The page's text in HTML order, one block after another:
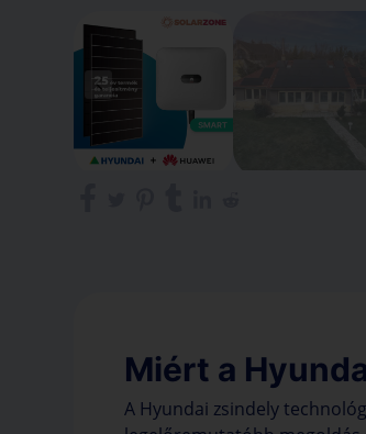
Miért a
A Hyundai zsindely